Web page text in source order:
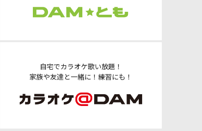
自宅でカラオケ歌い放題！
家族や友達と一緒に！練習にも！